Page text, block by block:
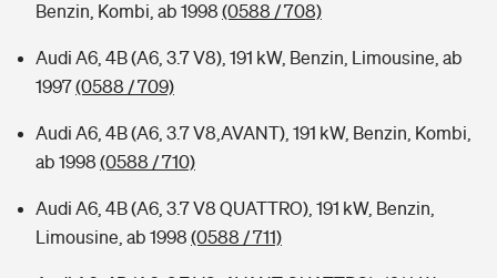
Benzin, Kombi, ab 1998 (0588 / 708)
Audi A6, 4B (A6, 3.7 V8), 191 kW, Benzin, Limousine, ab
1997(0588 / 709)
Audi A6, 4B (A6, 3.7 V8,AVANT), 191 kW, Benzin, Kombi,
ab 1998 (0588 / 710)
Audi A6, 4B (A6, 3.7 V8 QUATTRO), 191 kW, Benzin,
Limousine, ab 1998 (0588 / 711)